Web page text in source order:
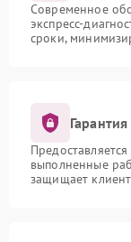
Современное
экспресс-
сроки,
выполненные
защищает